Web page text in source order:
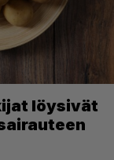
löysivät